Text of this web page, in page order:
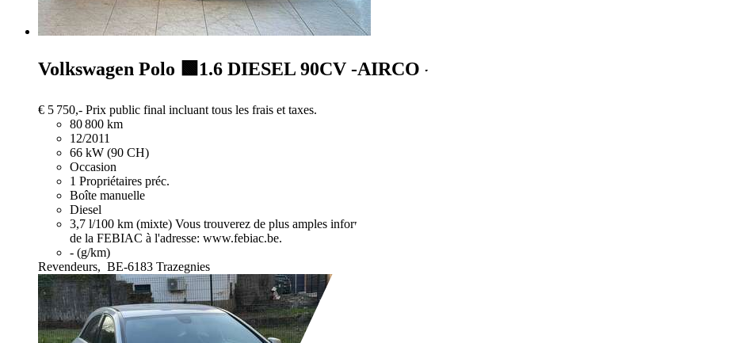
Volkswagen Polo 🟩1.6 DIESEL 90CV -AIRCO - 5 PORTES
€ 5 750,- Prix public final incluant tous les frais et taxes.
80 800 km
12/2011
66 kW (90 CH)
Occasion
1 Propriétaires préc.
Boîte manuelle
Diesel
3,7 l/100 km (mixte) Vous trouverez de plus amples informations sur la consommation de carburant et les émissions de CO2 des
de la FEBIAC à l'adresse: www.febiac.be.
- (g/km)
Revendeurs, BE-6183 Trazegnies